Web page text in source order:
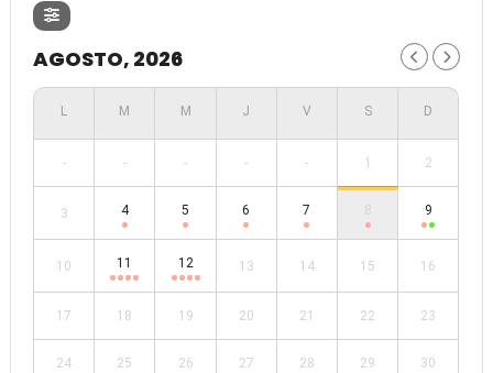
AGOSTO, 2026
- - - - - 1 2
3 4 5 6 7 8 9
10 11 12 13 14 15 16
17 18 19 20 21 22 23
24 25 26 27 28 29 30